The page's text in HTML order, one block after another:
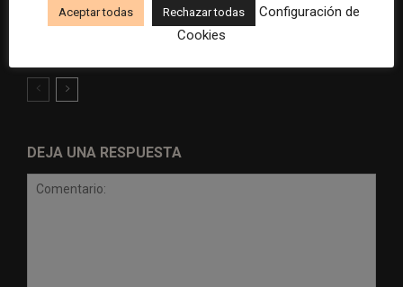
IA para potenciar su
periodismo narrativo y
para seguir siendo
competitivos en la era digital
DEJA UNA RESPUESTA
Aceptar todas Rechazar todas
Configuración de
Cookies